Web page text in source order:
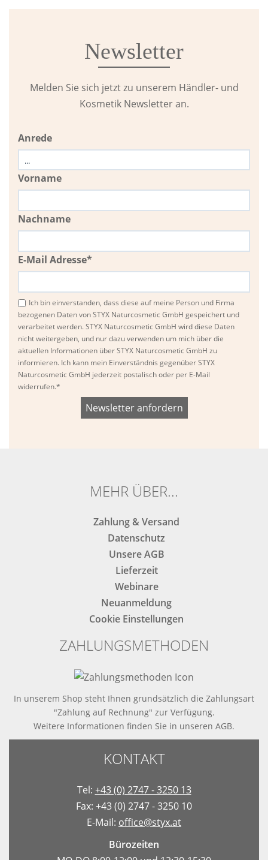
Newsletter
Melden Sie sich jetzt zu unserem Händler- und
Kosmetik Newsletter an.
Anrede
Vorname
Nachname
E-Mail Adresse*
Ich bin einverstanden, dass diese auf meine Person und Firma
bezogenen Daten von STYX Naturcosmetic GmbH gespeichert und
verarbeitet werden. STYX Naturcosmetic GmbH wird diese Daten
nicht weitergeben, und nur dazu verwenden um mich über die
aktuellen Informationen über STYX Naturcosmetic GmbH zu
informieren. Ich kann mein Einverständnis gegenüber STYX
Naturcosmetic GmbH jederzeit postalisch oder per E-Mail
widerrufen.*
MEHR ÜBER...
Zahlung & Versand
Datenschutz
Unsere AGB
Lieferzeit
Webinare
Neuanmeldung
Cookie Einstellungen
ZAHLUNGSMETHODEN
In unserem Shop steht Ihnen grundsätzlich die Zahlungsart
"Zahlung auf Rechnung" zur Verfügung.
Weitere Informationen finden Sie in unseren AGB.
KONTAKT
Tel: +43 (0) 2747 - 3250 13
Fax: +43 (0) 2747 - 3250 10
E-Mail: office@styx.at
Bürozeiten